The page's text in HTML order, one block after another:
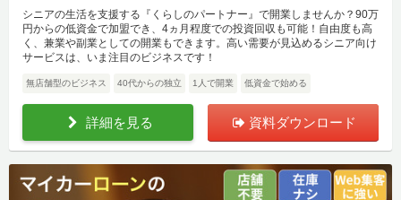
シニアの生活を支援する『くらしのパートナー』で開業しませんか？90万
円からの低資金で加盟でき、4ヵ月程度での投資回収も可能！自由度も高
く、兼業や副業としての開業もできます。高い需要が見込めるシニア向け
サービスは、いま注目のビジネスです！
無店舗型のビジネス 40代からの独立 1人で開業 低資金で始める
詳細を見る 資料ダウンロード